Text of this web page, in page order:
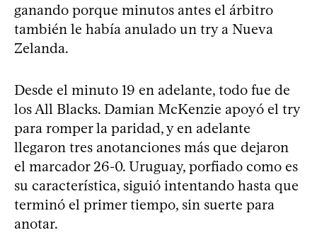
ganando porque minutos antes el árbitro
también le había anulado un try a Nueva
Zelanda.
Desde el minuto 19 en adelante, todo fue de
los All Blacks. Damian McKenzie apoyó el try
para romper la paridad, y en adelante
llegaron tres anotanciones más que dejaron
el marcador 26-0. Uruguay, porfiado como es
su característica, siguió intentando hasta que
terminó el primer tiempo, sin suerte para
anotar.